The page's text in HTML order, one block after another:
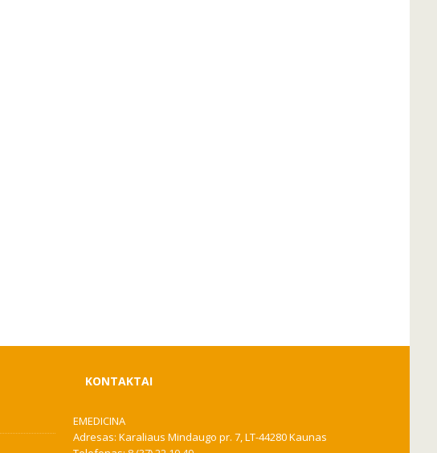
KONTAKTAI
EMEDICINA
Adresas: Karaliaus Mindaugo pr. 7, LT-44280 Kaunas